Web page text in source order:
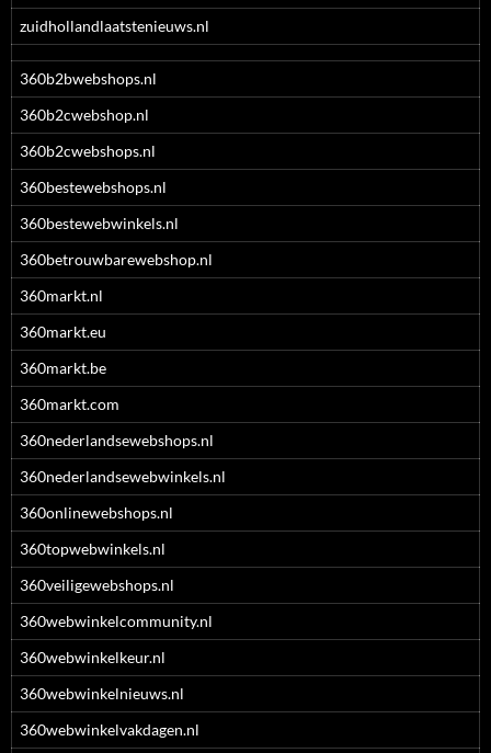
zuidhollandlaatstenieuws.nl
360b2bwebshops.nl
360b2cwebshop.nl
360b2cwebshops.nl
360bestewebshops.nl
360bestewebwinkels.nl
360betrouwbarewebshop.nl
360markt.nl
360markt.eu
360markt.be
360markt.com
360nederlandsewebshops.nl
360nederlandsewebwinkels.nl
360onlinewebshops.nl
360topwebwinkels.nl
360veiligewebshops.nl
360webwinkelcommunity.nl
360webwinkelkeur.nl
360webwinkelnieuws.nl
360webwinkelvakdagen.nl